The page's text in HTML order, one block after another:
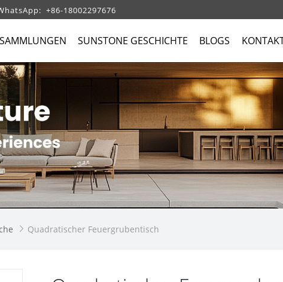
+86-18002297676
SAMMLUNGEN SUNSTONE GESCHICHTE BLOGS
 Quadratischer Feuergrubentisch